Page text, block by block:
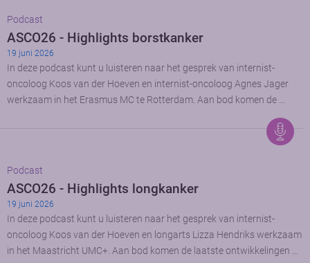
Podcast
ASCO26 - Highlights borstkanker
19 juni 2026
In deze podcast kunt u luisteren naar het gesprek van internist-
oncoloog Koos van der Hoeven en internist-oncoloog Agnes Jager
werkzaam in het Erasmus MC te Rotterdam. Aan bod komen de …
Podcast
ASCO26 - Highlights longkanker
19 juni 2026
In deze podcast kunt u luisteren naar het gesprek van internist-
oncoloog Koos van der Hoeven en longarts Lizza Hendriks werkzaam
in het Maastricht UMC+. Aan bod komen de laatste ontwikkelingen …